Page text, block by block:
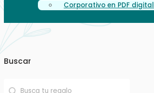
Corporativo en PDF digital
Buscar